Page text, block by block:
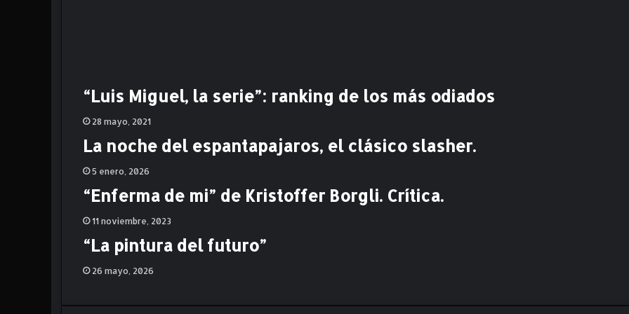
r
Á
v
a
r
e
.
r
t
h
ó
“Luis Miguel, la serie”: ranking de los más odiados
28 mayo, 2021
La noche del espantapajaros, el clásico slasher.
5 enero, 2026
“Enferma de mi” de Kristoffer Borgli. Crítica.
11 noviembre, 2023
“La pintura del futuro”
26 mayo, 2026